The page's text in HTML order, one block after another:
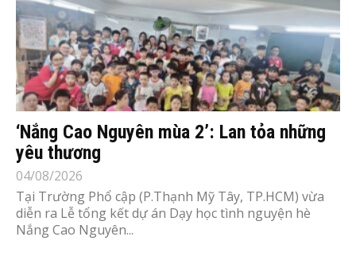
‘Nắng Cao Nguyên mùa 2’: Lan tỏa những
yêu thương
04/08/2026
Tại Trường Phổ cập (P.Thạnh Mỹ Tây, TP.HCM) vừa
diễn ra Lễ tổng kết dự án Dạy học tình nguyện hè
Nắng Cao Nguyên...